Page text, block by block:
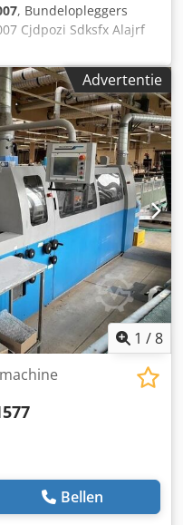
, Bundelopleggers
Cjdpozi Sdksfx Alajrf
x
Advertentie
1 /8
Bellen